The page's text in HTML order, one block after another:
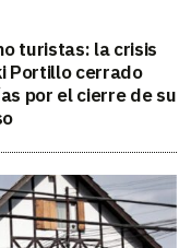
turistas: la crisis
Portillo cerrado
por el cierre de su